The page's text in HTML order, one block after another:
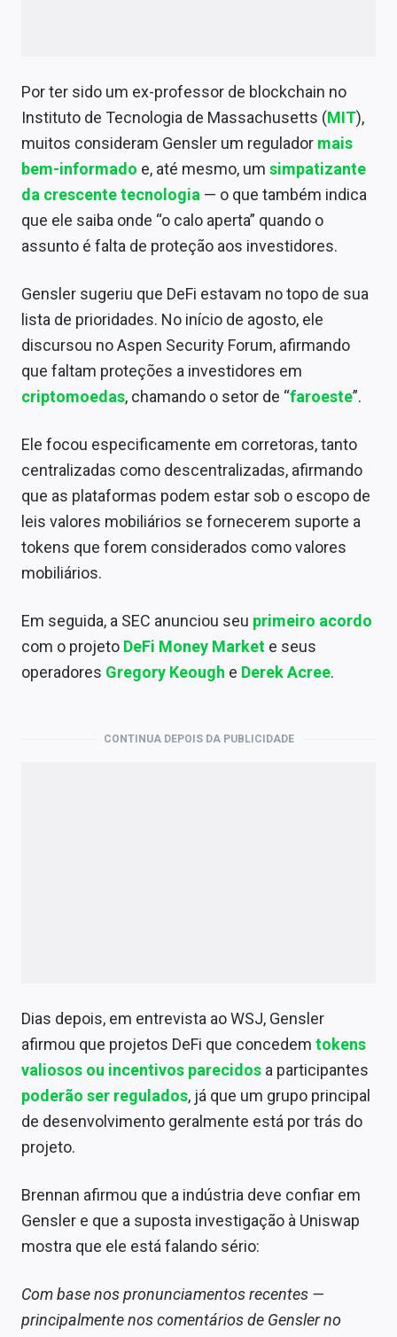
Por ter sido um ex-professor de blockchain no
Instituto de Tecnologia de Massachusetts (MIT),
muitos consideram Gensler um regulador mais
bem-informado e, até mesmo, um simpatizante
da crescente tecnologia — o que também indica
que ele saiba onde “o calo aperta” quando o
assunto é falta de proteção aos investidores.
Gensler sugeriu que DeFi estavam no topo de sua
lista de prioridades. No início de agosto, ele
discursou no Aspen Security Forum, afirmando
que faltam proteções a investidores em
criptomoedas, chamando o setor de “faroeste”.
Ele focou especificamente em corretoras, tanto
centralizadas como descentralizadas, afirmando
que as plataformas podem estar sob o escopo de
leis valores mobiliários se fornecerem suporte a
tokens que forem considerados como valores
mobiliários.
Em seguida, a SEC anunciou seu primeiro acordo
com o projeto DeFi Money Market e seus
operadores Gregory Keough e Derek Acree.
CONTINUA DEPOIS DA PUBLICIDADE
Dias depois, em entrevista ao WSJ, Gensler
afirmou que projetos DeFi que concedem tokens
valiosos ou incentivos parecidos a participantes
poderão ser regulados, já que um grupo principal
de desenvolvimento geralmente está por trás do
projeto.
Brennan afirmou que a indústria deve confiar em
Gensler e que a suposta investigação à Uniswap
mostra que ele está falando sério:
Com base nos pronunciamentos recentes —
principalmente nos comentários de Gensler no